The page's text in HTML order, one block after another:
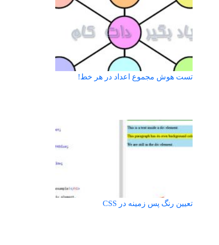
تست هوش مجموع اعداد در هر خط!
تعیین رنگ پس زمینه در CSS